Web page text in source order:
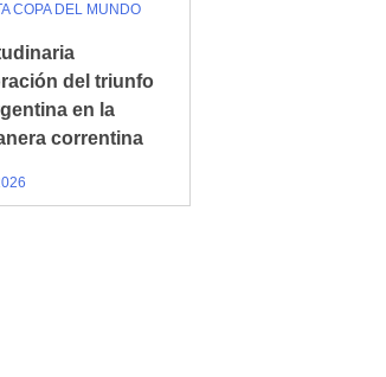
COPA DEL MUNDO
del triunfo
en la
correntina